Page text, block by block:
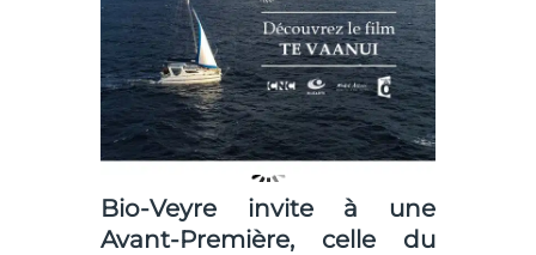
Bio-Veyre invite à une
Avant-Première, celle du